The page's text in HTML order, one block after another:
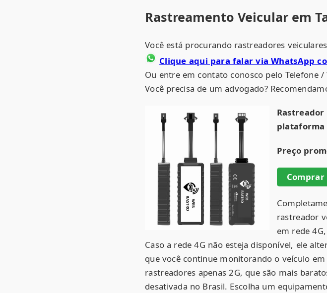
Rastreamento Veicular em
Você está procurando rastreadores
Clique aqui para falar via WhatsApp
Ou entre em contato conosco pelo Telefone
Você precisa de um advogado?
Rastreador
plataforma
Preço
Comprar
rastreador
em rede
Caso a rede 4G não esteja disponível, ele
que você continue monitorando o veículo
rastreadores apenas 2G, que são mais
desativada no Brasil. Escolha um